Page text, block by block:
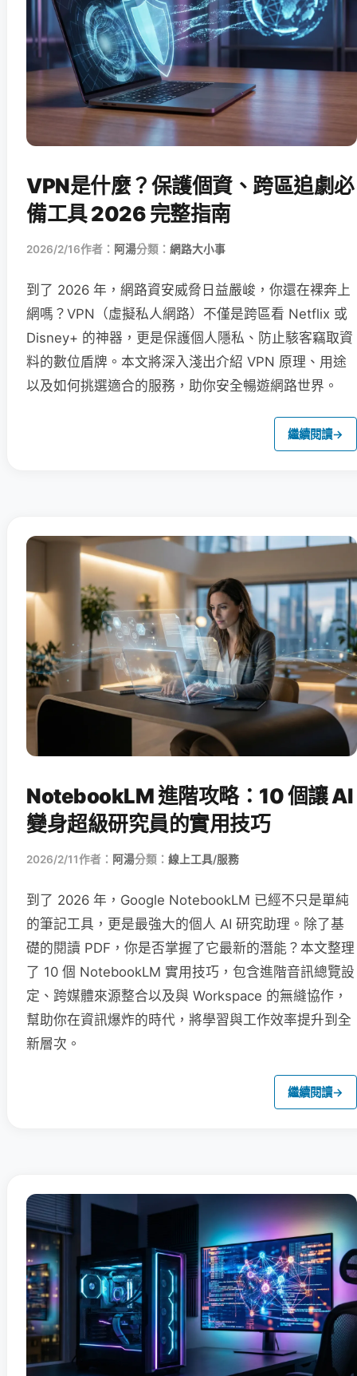
VPN是什麼？保護個資、跨區追劇必
備工具 2026 完整指南
2026/2/16作者： 阿湯分類： 網路大小事
到了 2026 年，網路資安威脅日益嚴峻，你還在裸奔上
網嗎？VPN（虛擬私人網路）不僅是跨區看 Netflix 或
Disney+ 的神器，更是保護個人隱私、防止駭客竊取資
料的數位盾牌。本文將深入淺出介紹 VPN 原理、用途
以及如何挑選適合的服務，助你安全暢遊網路世界。
繼續閱讀→
NotebookLM 進階攻略：10 個讓 AI
變身超級研究員的實用技巧
2026/2/11作者： 阿湯分類： 線上工具/服務
到了 2026 年，Google NotebookLM 已經不只是單純
的筆記工具，更是最強大的個人 AI 研究助理。除了基
礎的閱讀 PDF，你是否掌握了它最新的潛能？本文整理
了 10 個 NotebookLM 實用技巧，包含進階音訊總覽設
定、跨媒體來源整合以及與 Workspace 的無縫協作，
幫助你在資訊爆炸的時代，將學習與工作效率提升到全
新層次。
繼續閱讀→